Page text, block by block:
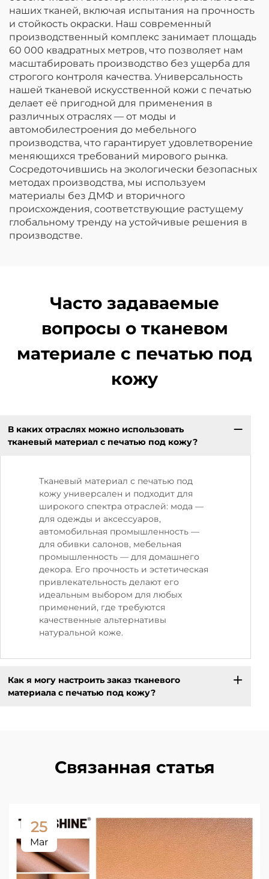
наших тканей, включая испытания на прочность
и стойкость окраски. Наш современный
производственный комплекс занимает площадь
60 000 квадратных метров, что позволяет нам
масштабировать производство без ущерба для
строгого контроля качества. Универсальность
нашей тканевой искусственной кожи с печатью
делает её пригодной для применения в
различных отраслях — от моды и
автомобилестроения до мебельного
производства, что гарантирует удовлетворение
меняющихся требований мирового рынка.
Сосредоточившись на экологически безопасных
методах производства, мы используем
материалы без ДМФ и вторичного
происхождения, соответствующие растущему
глобальному тренду на устойчивые решения в
производстве.
Часто задаваемые
вопросы о тканевом
материале с печатью под
кожу
В каких отраслях можно использовать
тканевый материал с печатью под кожу?
Тканевый материал с печатью под
кожу универсален и подходит для
широкого спектра отраслей: мода —
для одежды и аксессуаров,
автомобильная промышленность —
для обивки салонов, мебельная
промышленность — для домашнего
декора. Его прочность и эстетическая
привлекательность делают его
идеальным выбором для любых
применений, где требуются
качественные альтернативы
натуральной коже.
Как я могу настроить заказ тканевого
материала с печатью под кожу?
Связанная статья
25
Mar